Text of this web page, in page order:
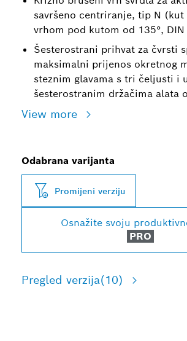
savršeno centriranje, tip N
vrhom pod kutom od 135°, DIN
Šesterostrani prihvat za čvrsti
maksimalni prijenos okretnog
steznim glavama s tri čeljusti i
šesterostranim držačima alata
View more
Odabrana varijanta
Promijeni verziju
Osnažite svoju
PRO
Pregled verzija(10)